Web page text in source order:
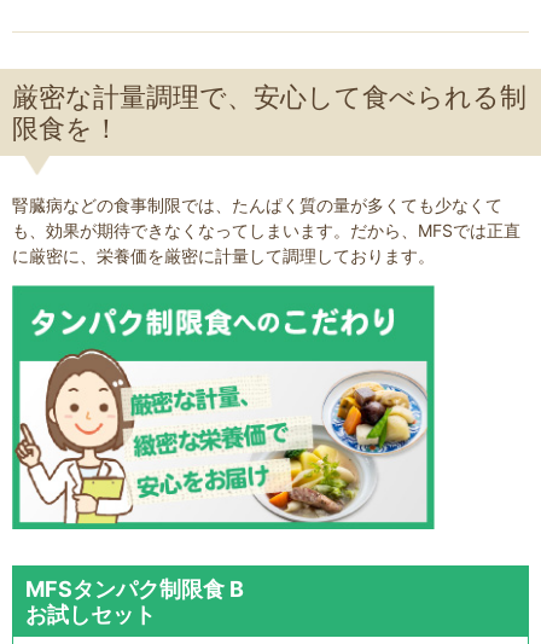
厳密な計量調理で、安心して食べられる制
限食を！
腎臓病などの食事制限では、たんぱく質の量が多くても少なくて
も、効果が期待できなくなってしまいます。だから、MFSでは正直
に厳密に、栄養価を厳密に計量して調理しております。
MFSタンパク制限食 B
お試しセット